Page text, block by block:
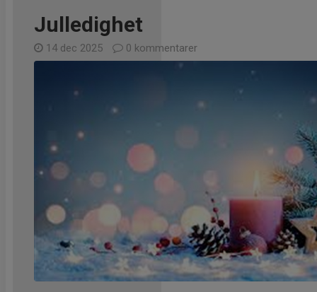
Julledighet
14 dec 2025 0 kommentarer